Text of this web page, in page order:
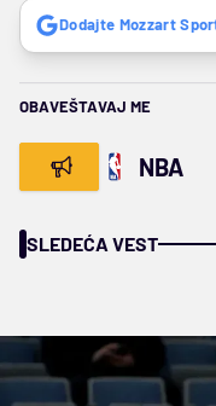
Dodajte Mozzart
OBAVEŠTAVAJ ME
NBA
SLEDEĆA VEST